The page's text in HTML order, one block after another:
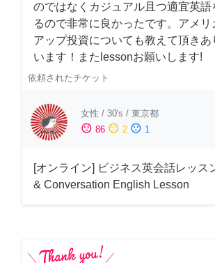
のではなくカジュアル且つ適宜英語
るので非常に良かったです。アメリ
アップ投資についても教えて頂き
います！またlessonお願いします!
依頼されたチケット
女性 / 30's / 東京都
sentiment_satisfied 86 sentiment_neutral 2 sentiment_dissatisfied 1
[オンライン] ビジネス英会話レッス
& Conversation English Lesson